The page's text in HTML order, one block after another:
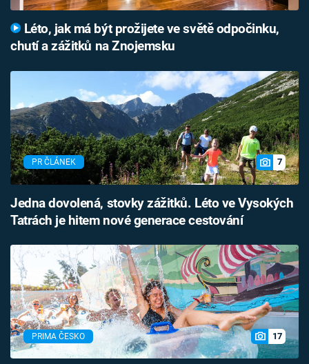
Léto, jak má být prožijete ve světě odpočinku,
chutí a zážitků na Znojemsku
PR ČLÁNEK 7
Jedna dovolená, stovky zážitků. Léto ve Vysokých
Tatrách je hitem nové generace cestování
PRIMA ČESKO 17